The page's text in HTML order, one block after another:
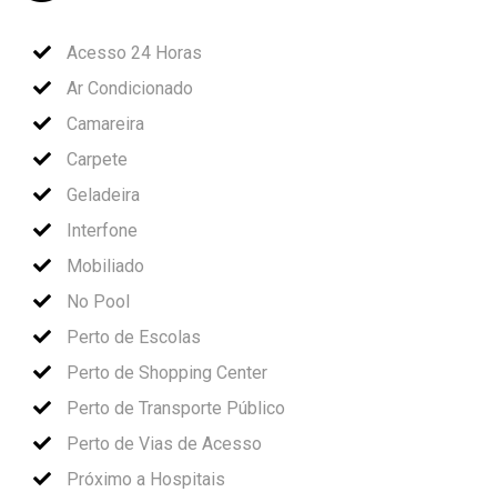
Acesso 24 Horas
Ar Condicionado
Camareira
Carpete
Geladeira
Interfone
Mobiliado
No Pool
Perto de Escolas
Perto de Shopping Center
Perto de Transporte Público
Perto de Vias de Acesso
Próximo a Hospitais